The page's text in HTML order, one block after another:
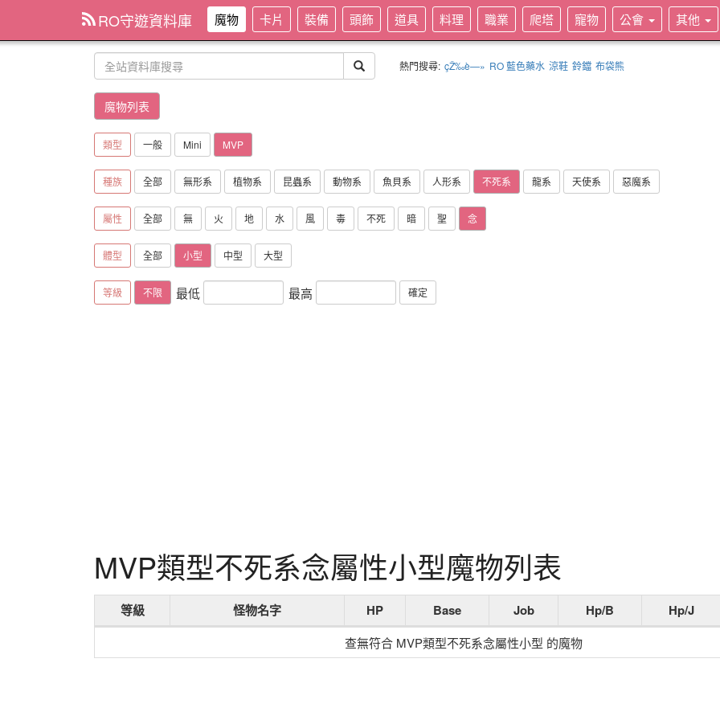
RO守遊資料庫 魔物 卡片 裝備 頭飾 道具 料理 職業 爬塔 寵物 公會 其他
熱門搜尋: çŽ‰è—» RO 藍色藥水 涼鞋 鈴鐺 布袋熊
魔物列表
類型 一般 Mini MVP
種族 全部 無形系 植物系 昆蟲系 動物系 魚貝系 人形系 不死系 龍系 天使系 惡魔系
屬性 全部 無 火 地 水 風 毒 不死 暗 聖 念
體型 全部 小型 中型 大型
等級 不限 最低 最高 確定
MVP類型不死系念屬性小型魔物列表
等級 怪物名字 HP Base Job Hp/B Hp/J
查無符合 MVP類型不死系念屬性小型 的魔物